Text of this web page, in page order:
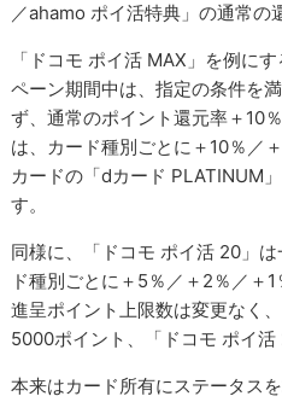
／ahamo ポイ活特典」の通常の
「ドコモ ポイ活 MAX」を例に
ペーン期間中は、指定の条件を
ず、通常のポイント還元率＋10
は、カード種別ごとに＋10％／
カードの「dカード PLATINUM
す。
同様に、「ドコモ ポイ活 20」
ド種別ごとに＋5％／＋2％／＋
進呈ポイント上限数は変更なく
5000ポイント、「ドコモ ポイ活
本来はカード所有にステータス